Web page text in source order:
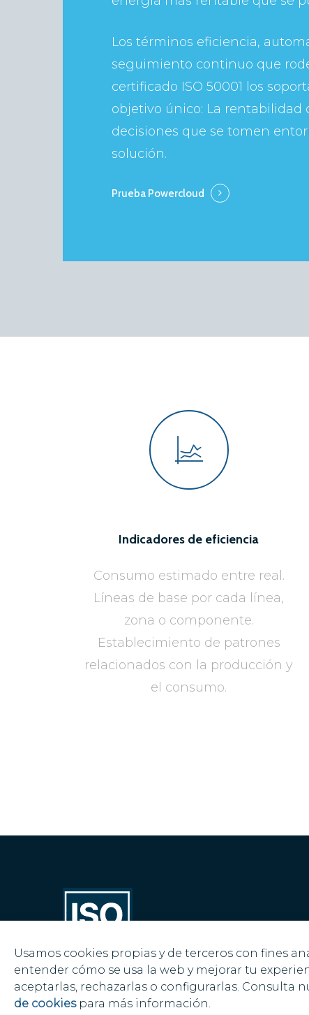
Usamos cookies propias y de terceros con fines
entender cómo se usa la web y mejorar tu
aceptarlas, rechazarlas o configurarlas. Consulta
de cookiespara más información.
Los términos eficiencia,
seguimiento continuo que
certificado ISO 50001 los
objetivo único: La rentabilidad
decisiones que se tomen
solución.
Prueba Powercloud
Indicadores de eficiencia
Consumo estimado entre real.
Líneas de base por cada línea,
zona o componente.
Establecimiento de patrones
relacionados con la producción y
el consumo.